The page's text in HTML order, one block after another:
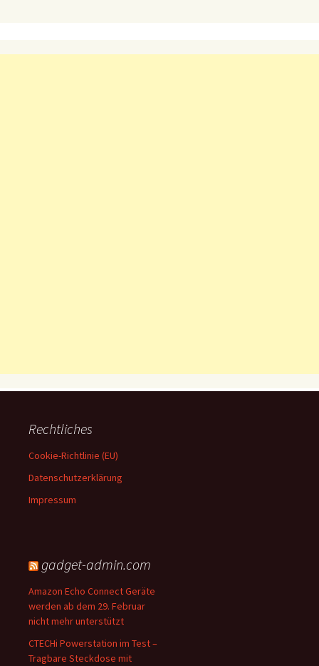
Rechtliches
Cookie-Richtlinie (EU)
Datenschutzerklärung
Impressum
gadget-admin.com
Amazon Echo Connect Geräte
werden ab dem 29. Februar
nicht mehr unterstützt
CTECHi Powerstation im Test –
Tragbare Steckdose mit